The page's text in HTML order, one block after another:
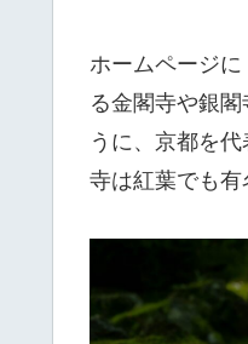
ホームページに
る金閣寺や銀
うに、京都を
寺は紅葉でも